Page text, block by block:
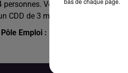
personnes. Vous êtes autonome
CDD de 3 mois avec une prise de
Emploi : 140KXZJ